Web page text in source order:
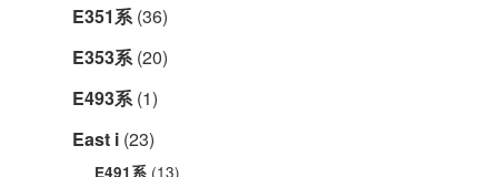
E351系(36)
E353系(20)
E493系(1)
East i (23)
E491系 (13)